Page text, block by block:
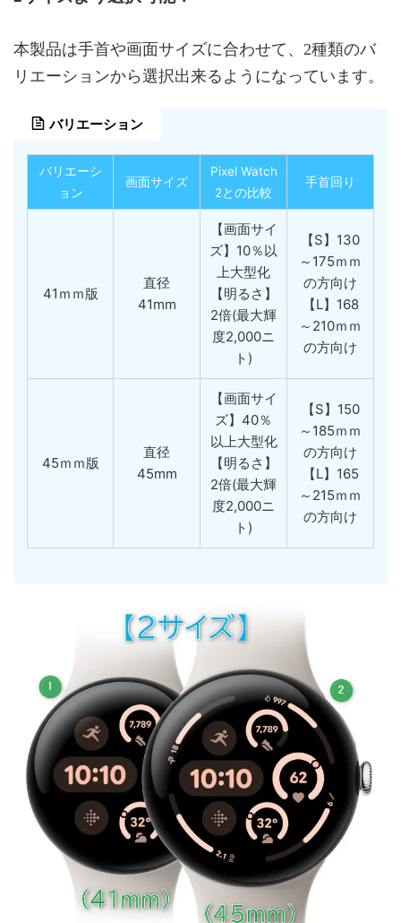
本製品は手首や画面サイズに合わせて、2種類のバ
リエーションから選択出来るようになっています。
バリエーション
バリエーシ
ョン
画面サイズ
Pixel Watch
2との比較
手首回り
41ｍｍ版
直径
41mm
【画面サイ
ズ】10％以
上大型化
【明るさ】
2倍(最大輝
度2,000ニ
ト)
【S】130
～175ｍｍ
の方向け
【L】168
～210ｍｍ
の方向け
45ｍｍ版
直径
45mm
【画面サイ
ズ】40％
以上大型化
【明るさ】
2倍(最大輝
度2,000ニ
ト)
【S】150
～185ｍｍ
の方向け
【L】165
～215ｍｍ
の方向け